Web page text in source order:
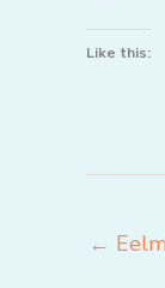
Like this:
←